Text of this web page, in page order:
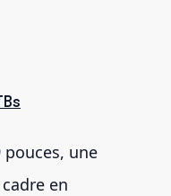
pouces, une
en